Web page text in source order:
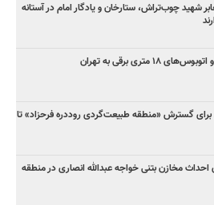
شهید چوب‌تراش، ستارخان و یادگار امام در آستانه
متری برقی به تهران
گسترش «منطقه طبیعت‌گردی روددره فرحزاد» تا
درصدی احداث مخازن بتنی خواجه عبدالله انصاری در منطقه